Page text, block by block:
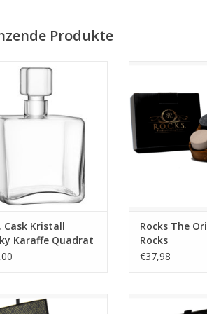
Produkte
L.S.A. Cask Whisky
Kristallglas.
Design, breite
Ausgussöffnung,
Cask Kristall
Karaffe Quadrat
Whiskysteine
Einzigartiges
Whisky,
Ideal als
MEHR
Rocks The
Rocks
€37,98
Rocks Whisky